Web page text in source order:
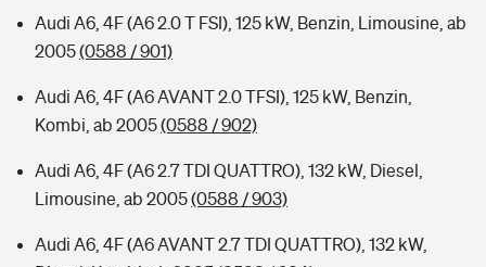
Audi A6, 4F (A6 2.0 T FSI), 125 kW, Benzin, Limousine, ab
2005(0588 / 901)
Audi A6, 4F (A6 AVANT 2.0 TFSI), 125 kW, Benzin,
Kombi, ab 2005(0588 / 902)
Audi A6, 4F (A6 2.7 TDI QUATTRO), 132 kW, Diesel,
Limousine, ab 2005(0588 / 903)
Audi A6, 4F (A6 AVANT 2.7 TDI QUATTRO), 132 kW,